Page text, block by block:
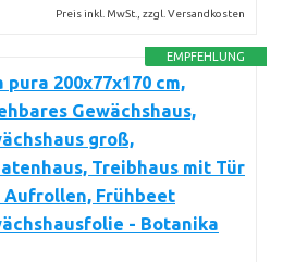
Preis inkl. MwSt., zzgl. Versandkosten
EMPFEHLUNG
pura 200x77x170 cm,
Gewächshaus,
groß,
Treibhaus mit Tür
Aufrollen, Frühbeet
- Botanika